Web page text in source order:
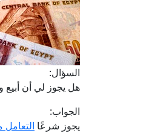
السؤال:
هل يجوز لي أن أبيع
الجواب:
يجوز شرعًا